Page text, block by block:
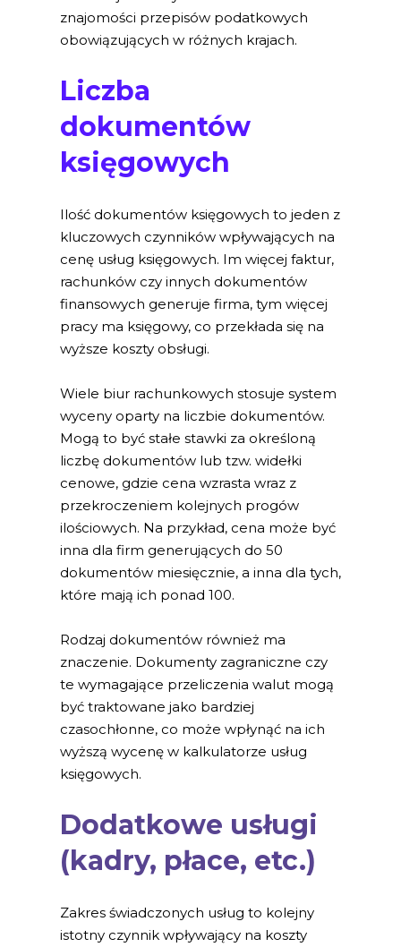
znajomości przepisów podatkowych
obowiązujących w różnych krajach.
Liczba
dokumentów
księgowych
Ilość dokumentów księgowych to jeden z
kluczowych czynników wpływających na
cenę usług księgowych. Im więcej faktur,
rachunków czy innych dokumentów
finansowych generuje firma, tym więcej
pracy ma księgowy, co przekłada się na
wyższe koszty obsługi.
Wiele biur rachunkowych stosuje system
wyceny oparty na liczbie dokumentów.
Mogą to być stałe stawki za określoną
liczbę dokumentów lub tzw. widełki
cenowe, gdzie cena wzrasta wraz z
przekroczeniem kolejnych progów
ilościowych. Na przykład, cena może być
inna dla firm generujących do 50
dokumentów miesięcznie, a inna dla tych,
które mają ich ponad 100.
Rodzaj dokumentów również ma
znaczenie. Dokumenty zagraniczne czy
te wymagające przeliczenia walut mogą
być traktowane jako bardziej
czasochłonne, co może wpłynąć na ich
wyższą wycenę w kalkulatorze usług
księgowych.
Dodatkowe usługi
(kadry, płace, etc.)
Zakres świadczonych usług to kolejny
istotny czynnik wpływający na koszty